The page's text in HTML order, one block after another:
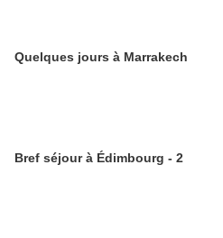
Quelques jours à Marrakech
Bref séjour à Édimbourg - 2